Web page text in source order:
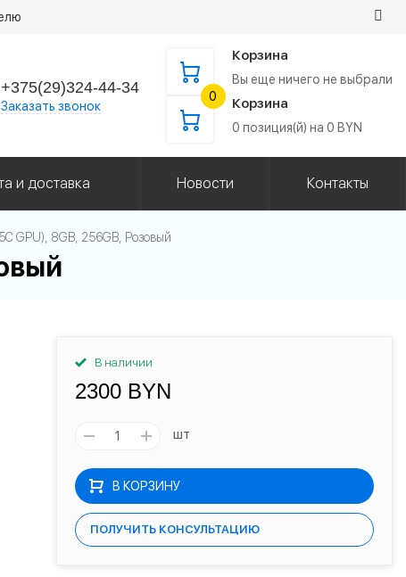
+375(29)324-44-34
Заказать звонок
Корзина
Вы еще ничего не выбрали
0
Корзина
0 позиция(й) на 0 BYN
и доставка Новости Контакты
GPU), 8GB, 256GB, Розовый
В наличии
2300 BYN
шт
В КОРЗИНУ
ПОЛУЧИТЬ КОНСУЛЬТАЦИЮ